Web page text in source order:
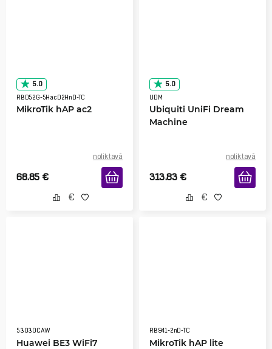
5.0
RBD52G-5HacD2HnD-TC
MikroTik hAP ac2
noliktavā
68.85 €
5.0
UDM
Ubiquiti UniFi Dream
Machine
noliktavā
313.83 €
53030CAW
Huawei BE3 WiFi7
RB941-2nD-TC
MikroTik hAP lite